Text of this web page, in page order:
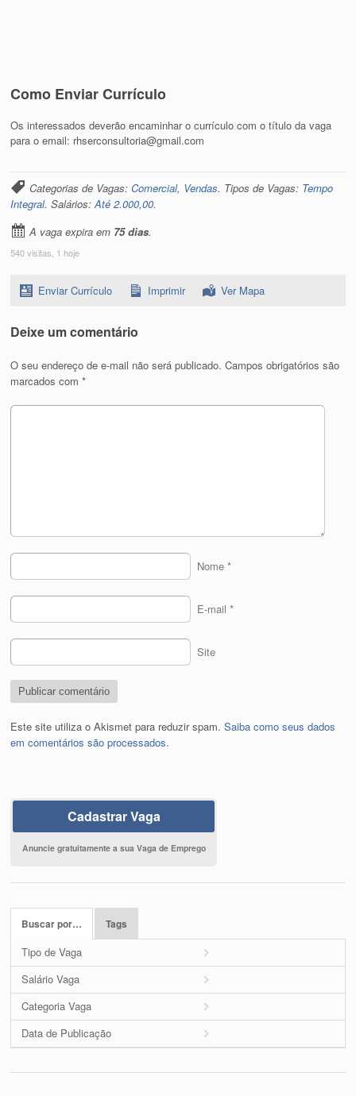
Como Enviar Currículo
Os interessados deverão encaminhar o currículo com o título da vaga
para o email: rhserconsultoria@gmail.com
Categorias de Vagas:Comercial, Vendas. Tipos de Vagas: Tempo
Integral. Salários:Até 2.000,00.
A vaga expira em 75 dias.
540 visitas, 1 hoje
Enviar Currículo Imprimir Ver Mapa
Deixe um comentário
O seu endereço de e-mail não será publicado. Campos obrigatórios são
marcados com*
Nome *
E-mail *
Site
Este site utiliza o Akismet para reduzir spam.Saiba como seus dados
em comentários são processados.
Cadastrar Vaga
Anuncie gratuitamente a sua Vaga de Emprego
Buscar por… Tags
Tipo de Vaga
Salário Vaga
Categoria Vaga
Data de Publicação